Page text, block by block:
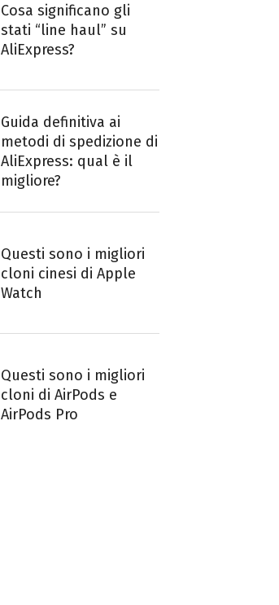
Cosa significano gli
stati “line haul” su
AliExpress?
Guida definitiva ai
metodi di spedizione di
AliExpress: qual è il
migliore?
Questi sono i migliori
cloni cinesi di Apple
Watch
Questi sono i migliori
cloni di AirPods e
AirPods Pro